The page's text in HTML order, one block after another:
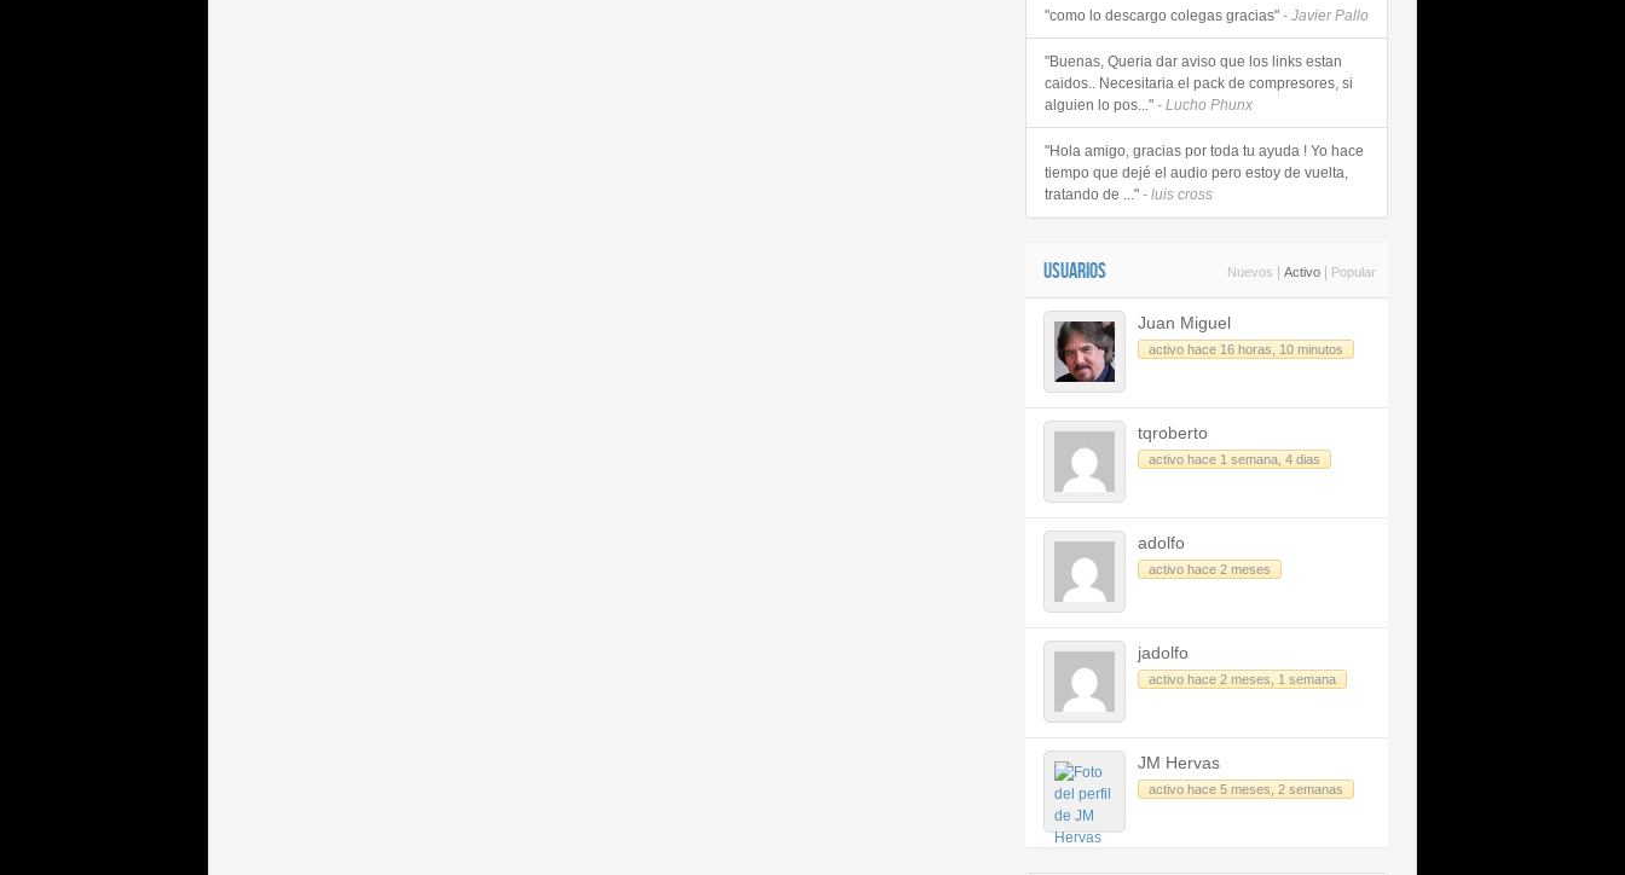
"como lo descargo colegas gracias" - Javier Pallo
"Buenas, Queria dar aviso que los links estan
caidos.. Necesitaria el pack de compresores, si
alguien lo pos..." - Lucho Phunx
"Hola amigo, gracias por toda tu ayuda ! Yo hace
tiempo que dejé el audio pero estoy de vuelta,
tratando de ..." - luis cross
USUARIOS Nuevos Activo Popular
Juan Miguel
activo hace 16 horas, 10 minutos
tqroberto
activo hace 1 semana, 4 dias
adolfo
activo hace 2 meses
jadolfo
activo hace 2 meses, 1 semana
JM Hervas
activo hace 5 meses, 2 semanas